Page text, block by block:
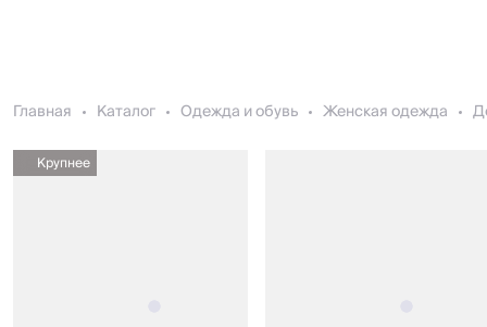
Главная Каталог Одежда и обувь Женская одежда
Крупнее